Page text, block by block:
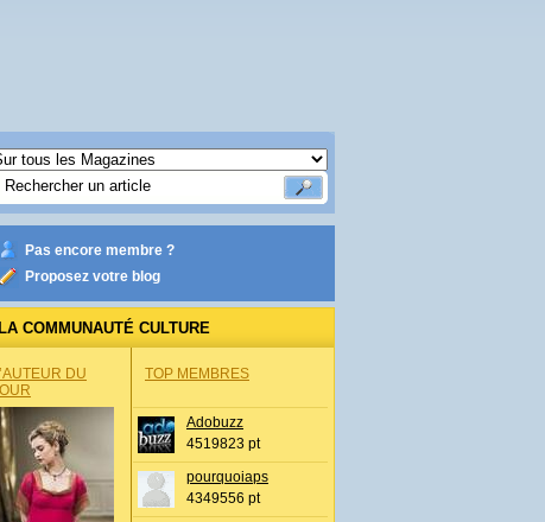
Pas encore membre ?
Proposez votre blog
LA COMMUNAUTÉ CULTURE
DU
TOP MEMBRES
Adobuzz
4519823 pt
pourquoiaps
4349556 pt